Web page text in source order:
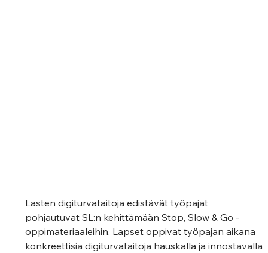
Lasten digiturvataitoja edistävät työpajat
pohjautuvat SL:n kehittämään Stop, Slow & Go -
oppimateriaaleihin. Lapset oppivat työpajan aikana
konkreettisia digiturvataitoja hauskalla ja innostavalla